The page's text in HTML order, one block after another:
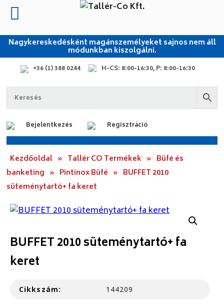
Nagykereskedésként magánszemélyeket sajnos nem áll
módunkban kiszolgálni.
+36 (1) 388 0244 H-CS: 8:00-16:30, P: 8:00-16:30
Bejelentkezés Regisztráció
Kezdőoldal » Tallér CO Termékek » Büfé és
banketing » Pintinox Büfé » BUFFET 2010
süteménytartó+ fa keret
BUFFET 2010 süteménytartó+ fa
keret
Cikkszám: 144209